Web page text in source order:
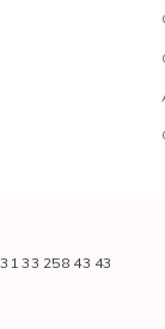
33 258 43 43